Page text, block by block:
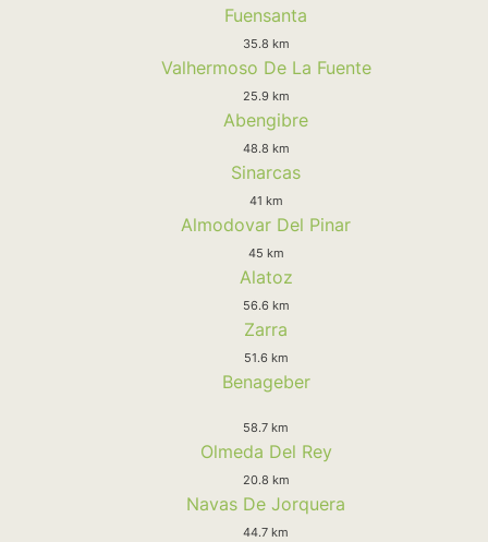
Fuensanta
35.8 km
Valhermoso De La Fuente
25.9 km
Abengibre
48.8 km
Sinarcas
41 km
Almodovar Del Pinar
45 km
Alatoz
56.6 km
Zarra
51.6 km
Benageber
58.7 km
Olmeda Del Rey
20.8 km
Navas De Jorquera
44.7 km